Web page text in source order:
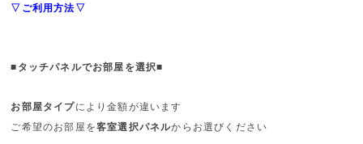
▽ご利用方法▽
■タッチパネルでお部屋を選択■
お部屋タイプにより金額が違います
ご希望のお部屋を客室選択パネルからお選びください